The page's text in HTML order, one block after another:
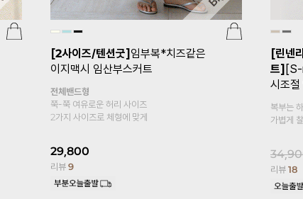
[기획특가1+1][Coolity]임부복*쿨
링터치냉장고5부 임산부레깅스
두겹복대
시원한 쿨링감이 느껴지는
냉장고 소재~
15,800
리뷰 458
[1만
말림방
복대형
속바지
홈웨어
리뷰 620